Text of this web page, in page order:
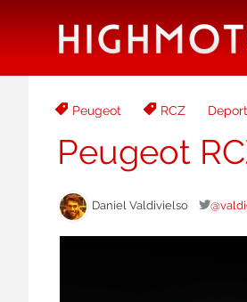
Peugeot RCZ
Peugeot
Daniel Valdivielso